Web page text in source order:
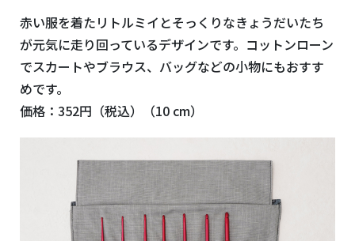
赤い服を着たリトルミイとそっくりなきょうだいたち
が元気に走り回っているデザインです。コットンローン
でスカートやブラウス、バッグなどの小物にもおすす
めです。
価格：352円（税込）（10 cm）